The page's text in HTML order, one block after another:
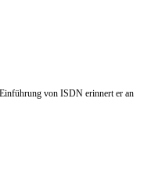
von ISDN erinnert er an